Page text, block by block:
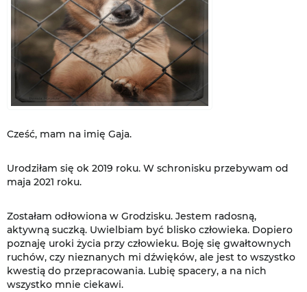
Cześć, mam na imię Gaja.
Urodziłam się ok 2019 roku. W schronisku przebywam od
maja 2021 roku.
Zostałam odłowiona w Grodzisku. Jestem radosną,
aktywną suczką. Uwielbiam być blisko człowieka. Dopiero
poznaję uroki życia przy człowieku. Boję się gwałtownych
ruchów, czy nieznanych mi dźwięków, ale jest to wszystko
kwestią do przepracowania. Lubię spacery, a na nich
wszystko mnie ciekawi.